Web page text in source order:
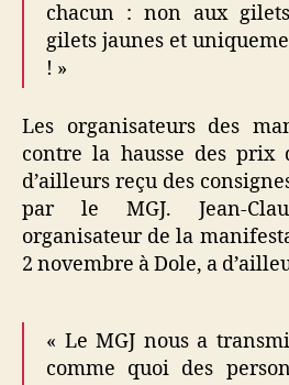
chacun : non aux
gilets jaunes et
! »
Les organisateurs des
contre la hausse des prix
d’ailleurs reçu des
par le MGJ. Jean-
organisateur de la
2 novembre à Dole, a
« Le MGJ nous a
comme quoi des